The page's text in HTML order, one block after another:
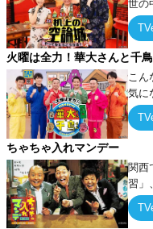
世の
みた
論”
火曜は全力！華大さんと千
こん
気に
ー！
ちゃちゃ入れマンデー
関西
習」
るテ
てい